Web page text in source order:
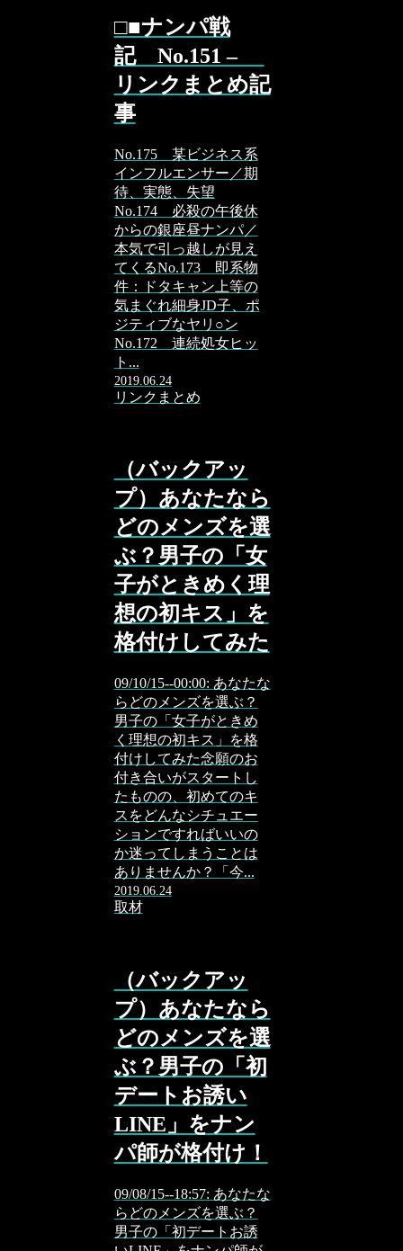
□■ナンパ戦
記 No.151 –
リンクまとめ記
事
No.175 某ビジネス系
インフルエンサー／期
待、実態、失望
No.174 必殺の午後休
からの銀座昼ナンパ／
本気で引っ越しが見え
てくるNo.173 即系物
件：ドタキャン上等の
気まぐれ細身JD子、ポ
ジティブなヤリ○ン
No.172 連続処女ヒッ
ト...
2019.06.24
リンクまとめ
（バックアッ
プ）あなたなら
どのメンズを選
ぶ？男子の「女
子がときめく理
想の初キス」を
格付けしてみた
09/10/15--00:00: あなたな
らどのメンズを選ぶ？
男子の「女子がときめ
く理想の初キス」を格
付けしてみた念願のお
付き合いがスタートし
たものの、初めてのキ
スをどんなシチュエー
ションですればいいの
か迷ってしまうことは
ありませんか？「今...
2019.06.24
取材
（バックアッ
プ）あなたなら
どのメンズを選
ぶ？男子の「初
デートお誘い
LINE」をナン
パ師が格付け！
09/08/15--18:57: あなたな
らどのメンズを選ぶ？
男子の「初デートお誘